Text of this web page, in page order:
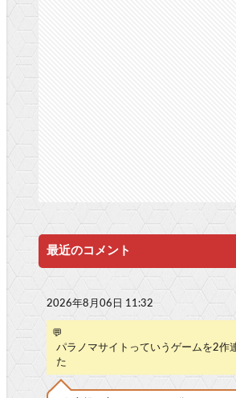
最近のコメント
2026年8月06日 11:32
💬
パラノマサイトっていうゲームを2作
た